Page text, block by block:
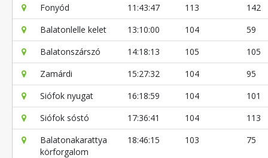
Fonyód 11:43:47 113
142
Balatonlelle kelet
13:10:00 104
59
Balatonszárszó
14:18:13 105
105
Zamárdi
15:27:32 104
95
Siófok nyugat
16:18:59 104
101
Siófok sóstó
17:36:41 104
113
Balatonakarattya
körforgalom
18:46:15 103 75